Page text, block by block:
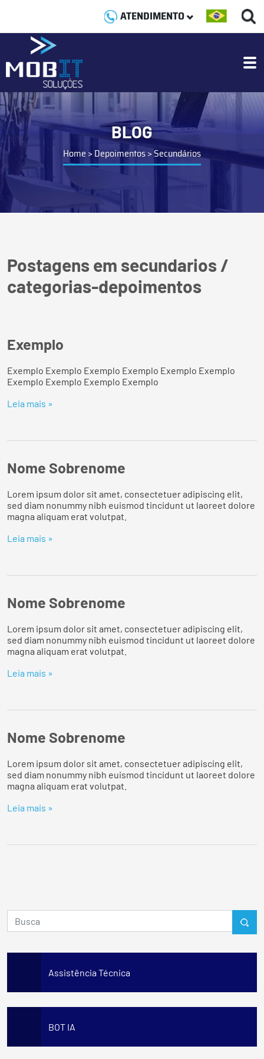
ATENDIMENTO
BLOG
Home > Depoimentos>Secundários
Postagens em secundarios /
categorias-depoimentos
Exemplo
Exemplo Exemplo Exemplo Exemplo Exemplo Exemplo
Exemplo Exemplo Exemplo Exemplo
Leia mais »
Nome Sobrenome
Lorem ipsum dolor sit amet, consectetuer adipiscing elit,
sed diam nonummy nibh euismod tincidunt ut laoreet dolore
magna aliquam erat volutpat.
Leia mais »
Nome Sobrenome
Lorem ipsum dolor sit amet, consectetuer adipiscing elit,
sed diam nonummy nibh euismod tincidunt ut laoreet dolore
magna aliquam erat volutpat.
Leia mais »
Nome Sobrenome
Lorem ipsum dolor sit amet, consectetuer adipiscing elit,
sed diam nonummy nibh euismod tincidunt ut laoreet dolore
magna aliquam erat volutpat.
Leia mais »
Assistência Técnica
BOT IA